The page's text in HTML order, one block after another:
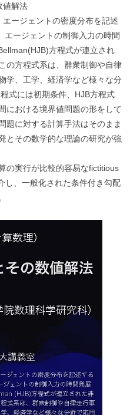
値解法
ージェントの密度分布を記述
ージェントの制御入力の時間
方程式が連立され
の方程式系は、群衆制御や自律
学、工学、経済学など様々な分
式には初期条件、HJB方程式
における境界値問題の形をして
題に対する計算手法はそのまま
とその数学的な理論の研究が強
の実行が比較的容易なfictitious
し、一般化された条件付き勾配